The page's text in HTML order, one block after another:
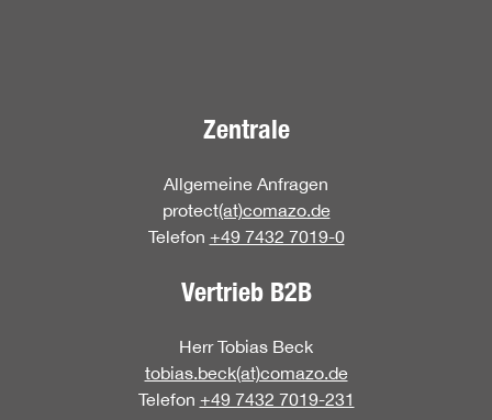
Zentrale
Allgemeine Anfragen
protect(at)comazo.de
Telefon +49 7432 7019-0
Vertrieb B2B
Herr Tobias Beck
tobias.beck(at)comazo.de
Telefon +49 7432 7019-231